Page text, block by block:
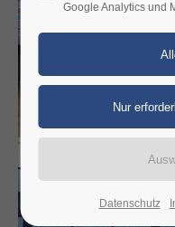
TRP-Erfolge bei der
Google Analytics und
Datenschutz